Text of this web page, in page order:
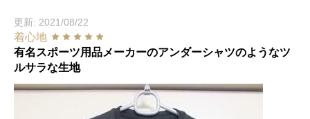
更新: 2021/08/22
着心地
有名スポーツ用品メーカーのアンダーシャツのようなツ
ルサラな生地